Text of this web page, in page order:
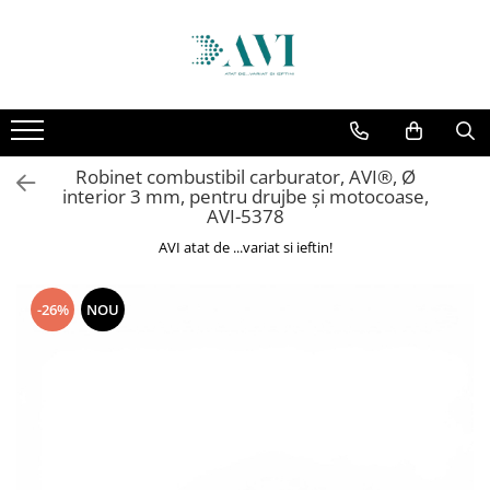
Casa
Accesorii uscatoare rufe
Aparate electrocasnice & accesorii
Aparate si accesorii intretinere
de contact
Perii de par si piepteni
Robinet combustibil carburator, AVI®, Ø
interior 3 mm, pentru drujbe și motocoase,
AVI-5378
AVI atat de ...variat si ieftin!
-26% NOU